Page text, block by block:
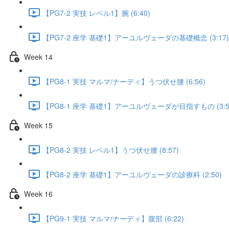
【PG7-2 実技 レベル1】腕 (6:40)
【PG7-2 座学 基礎1】アーユルヴェーダの基礎概念 (3:17)
Week 14
【PG8-1 実技 マルマ/ナーディ】うつ伏せ腰 (6:56)
【PG8-1 座学 基礎1】アーユルヴェーダが目指すもの
Week 15
【PG8-2 実技 レベル1】うつ伏せ腰 (8:57)
【PG8-2 座学 基礎1】アーユルヴェーダの診療科 (2:50)
Week 16
【PG9-1 実技 マルマ/ナーディ】腹部 (6:22)